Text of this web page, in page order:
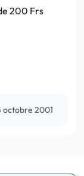
200 Frs
octobre 2001